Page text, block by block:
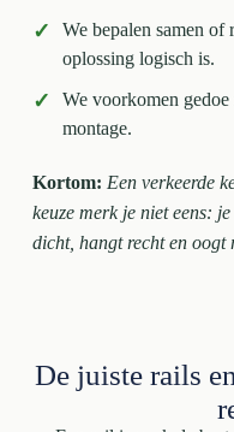
✓
We bepalen samen of
oplossing logisch is.
✓
We voorkomen gedoe
montage.
Kortom: Een verkeerde
keuze merk je niet eens:
dicht, hangt recht en oogt
De juiste rails